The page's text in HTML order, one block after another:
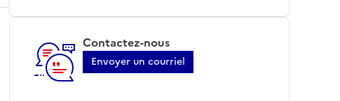
Contactez-nous
Envoyer un courriel